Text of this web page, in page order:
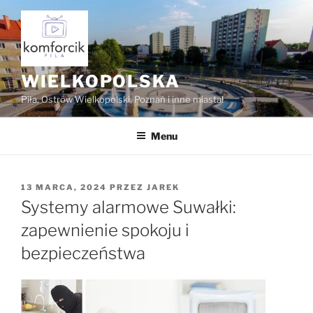
Przejdź
do
treści
WIELKOPOLSKA
Piła, Ostrów Wielkopolski, Poznań i inne miasta!
Menu
OPUBLIKOWANE
W
13 MARCA, 2024 PRZEZ JAREK
Systemy alarmowe Suwałki:
zapewnienie spokoju i
bezpieczeństwa